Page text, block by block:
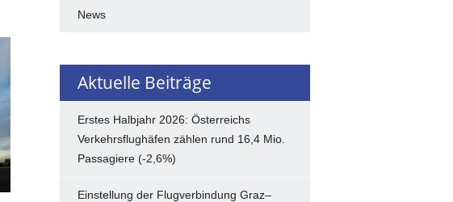
News
Aktuelle Beiträge
Erstes Halbjahr 2026: Österreichs
Verkehrsflughäfen zählen rund 16,4 Mio.
Passagiere (-2,6%)
Einstellung der Flugverbindung Graz–